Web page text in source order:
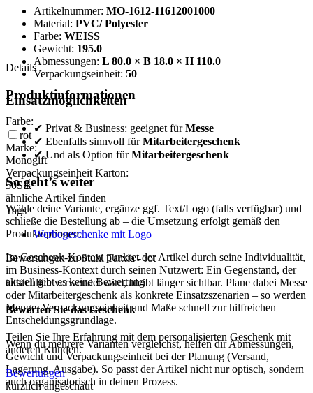
Artikelnummer: MO-1612-11612001000
Material: PVC/ Polyester
Farbe: WEISS
Gewicht: 195.0
Abmessungen: L 80.0 × B 18.0 × H 110.0
Verpackungseinheit: 50
Einsatzmöglichkeiten
✔ Privat & Business: geeignet fürMesse
✔ Ebenfalls sinnvoll fürMitarbeitergeschenk
✔ Und als Option fürMitarbeitergeschenk
So geht’s weiter
Wähle deine Variante, ergänze ggf. Text/Logo (falls verfügbar) und
schließe die Bestellung ab – die Umsetzung erfolgt gemäß den
Produktoptionen.
Im Geschenk-Kontext punktet der Artikel durch seine Individualität,
im Business-Kontext durch seinen Nutzwert: Ein Gegenstand, der
tatsächlich verwendet wird, bleibt länger sichtbar. Plane dabei Messe
oder Mitarbeitergeschenk als konkrete Einsatzszenarien – so werden
Menge, Verpackungseinheit und Maße schnell zur hilfreichen
Entscheidungsgrundlage.
Wenn du mehrere Varianten vergleichst, helfen dir Abmessungen,
Gewicht und Verpackungseinheit bei der Planung (Versand,
Lagerung, Ausgabe). So passt der Artikel nicht nur optisch, sondern
auch organisatorisch in deinen Prozess.
Details
Produktinformationen
Farbe:
rot
Marke:
Monogift
Verpackungseinheit Karton:
50Stk
ähnliche Artikel finden
Tags
Werbegeschenke mit Logo
Bewertungen zu Stuhl Tarxia - rot
aktuell gibt es keine Bewertung
Bewerten Sie das Geschenk
Teilen Sie Ihre Erfahrung mit dem personalisierten Geschenk mit
anderen Kunden.
Bewertungen
kürzlich angeschaut